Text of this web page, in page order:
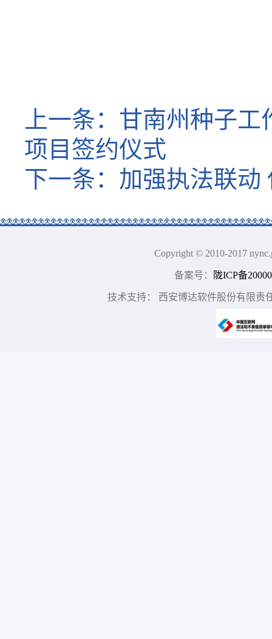
上一条： 甘南州种子工
项目签约仪式
下一条： 加强执法联动
Copyright © 2010-2017
备案号： 陇ICP备
技术支持： 西安博达软件股份有限责